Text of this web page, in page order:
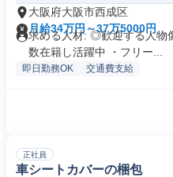
大阪府大阪市西成区
月給34万円～37万5000円
求める人材: ◎歓迎する人物
数在籍し活躍中 ・フリー...
即日勤務OK 交通費支給
正社員
車シートカバーの梱包